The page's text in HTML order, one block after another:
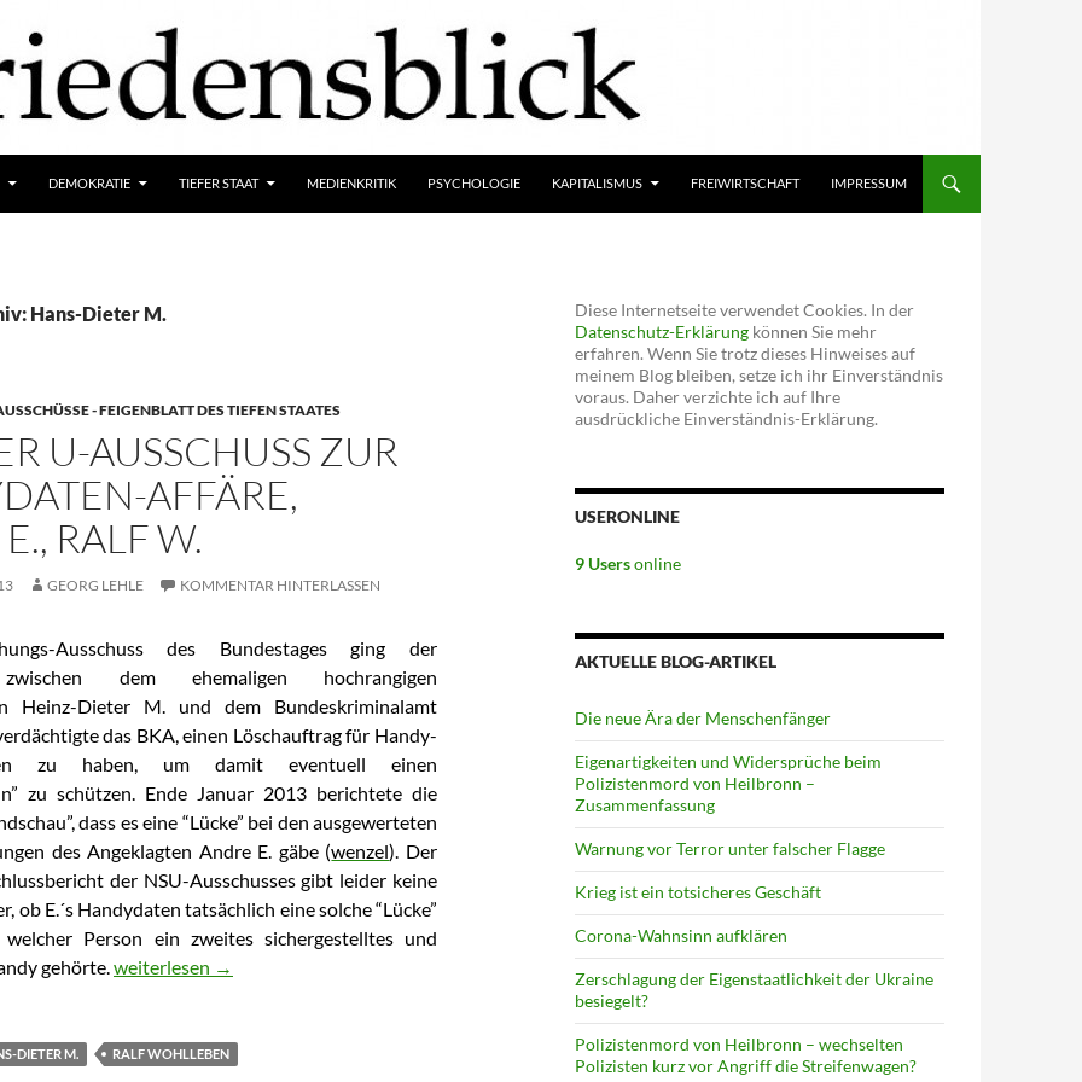
DEMOKRATIE TIEFER STAAT MEDIENKRITIK PSYCHOLOGIE KAPITALISMUS FREIWIRTSCHAFT IMPRESSUM
Hans-Dieter M.
- FEIGENBLATT DES TIEFEN STAATES
U-AUSSCHUSS ZUR
AFFÄRE,
RALF W.
GEORG LEHLE KOMMENTAR HINTERLASSEN
Ausschuss des Bundestages ging der
dem ehemaligen hochrangigen
Heinz-Dieter M. und dem Bundeskriminalamt
das BKA, einen Löschauftrag für Handy-
zu haben, um damit eventuell einen
zu schützen. Ende Januar 2013 berichtete die
dass es eine “Lücke” bei den ausgewerteten
des Angeklagten Andre E. gäbe (wenzel). Der
der NSU-Ausschusses gibt leider keine
ob E.´s Handydaten tatsächlich eine solche “Lücke”
Person ein zweites sichergestelltes und
gehörte.NSU: Der U-Ausschuss zur Handydaten-Affäre, Andre E., Ralf W.
weiterlesen →
DIETER M. RALF WOHLLEBEN
Diese Internetseite verwendet Cookies. In der
Datenschutz-Erklärung können Sie mehr
erfahren. Wenn Sie trotz dieses Hinweises auf
meinem Blog bleiben, setze ich ihr Einverständnis
voraus. Daher verzichte ich auf Ihre
ausdrückliche Einverständnis-Erklärung.
USERONLINE
9 Usersonline
AKTUELLE BLOG-ARTIKEL
Die neue Ära der Menschenfänger
Eigenartigkeiten und Widersprüche beim
Polizistenmord von Heilbronn –
Zusammenfassung
Warnung vor Terror unter falscher Flagge
Krieg ist ein totsicheres Geschäft
Corona-Wahnsinn aufklären
Zerschlagung der Eigenstaatlichkeit der Ukraine
besiegelt?
Polizistenmord von Heilbronn – wechselten
Polizisten kurz vor Angriff die Streifenwagen?